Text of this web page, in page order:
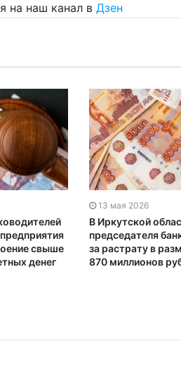
на наш канал в Дзен
свыше
денег
13 мая 2026
В Иркутской
председателя
за растрату в
870 миллионов